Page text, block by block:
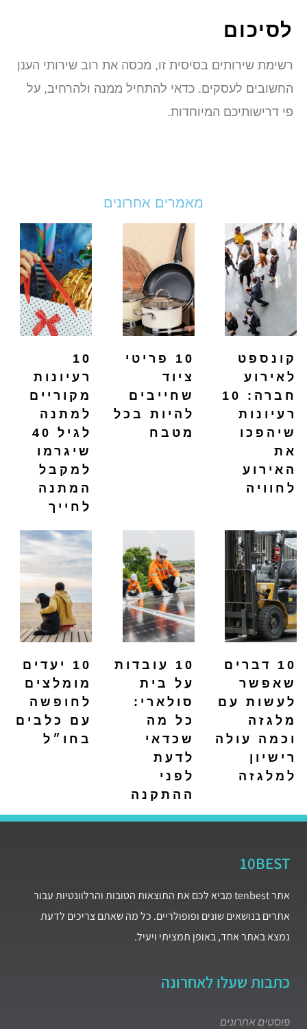
לסיכום
רשימת שירותים בסיסית זו, מכסה את רוב שירותי הענן
החשובים לעסקים. כדאי להתחיל ממנה ולהרחיב, על
פי דרישותיכם המיוחדות.
מאמרים אחרונים
קונספט
לאירוע
חברה: 10
רעיונות
שיהפכו
את
האירוע
לחוויה
10 פריטי
ציוד
שחייבים
להיות בכל
מטבח
10
רעיונות
מקוריים
למתנה
לגיל 40
שיגרמו
למקבל
המתנה
לחייך
10 דברים
שאפשר
לעשות עם
מלגזה
וכמה עולה
רישיון
למלגזה
10 עובדות
על בית
סולארי:
כל מה
שכדאי
לדעת
לפני
ההתקנה
10 יעדים
מומלצים
לחופשה
עם כלבים
בחו״ל
10BEST
אתר tenbest מביא לכם את התוצאות הטובות והרלוונטיות עבור
אתרים בנושאים שונים ופופולריים. כל מה שאתם צריכים לדעת
נמצא באתר אחד, באופן תמציתי ויעיל.
כתבות שעלו לאחרונה
פוסטים אחרונים